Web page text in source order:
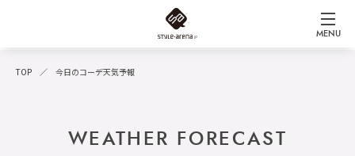
MENU
TOP 今日のコーデ天気予報
WEATHER FORECAST